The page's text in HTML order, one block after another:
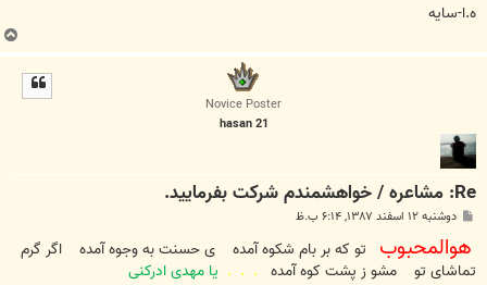
ه.ا-سایه
ب
ا
Novice Poster
hasan 21
Re: مشاعره / خواهشمندم شرکت بفرماييد.
پ
ت
دوشنبه ۱۲ اسفند ۱۳۸۷, ۶:۱۴ ب.ظ
هوالمحبوبتو که بر بام شکوه آمده ی حسنت به وجوه آمده اگر گرم
تماشای تو مشو ز پشت کوه آمده
یا مهدی ادرکنی